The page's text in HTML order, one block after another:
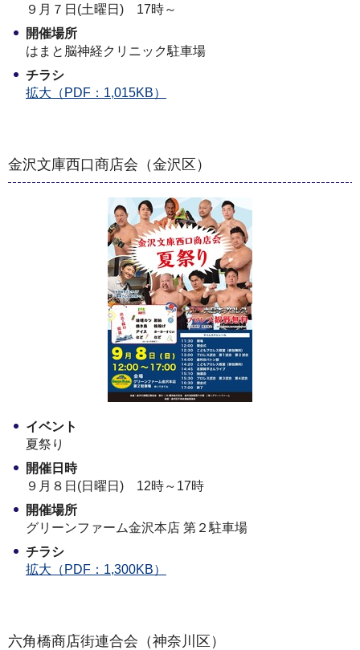
９月７日(土曜日) 17時～
開催場所
はまと脳神経クリニック駐車場
チラシ
拡大（PDF：1,015KB）
金沢文庫西口商店会（金沢区）
イベント
夏祭り
開催日時
９月８日(日曜日) 12時～17時
開催場所
グリーンファーム金沢本店 第２駐車場
チラシ
拡大（PDF：1,300KB）
六角橋商店街連合会（神奈川区）